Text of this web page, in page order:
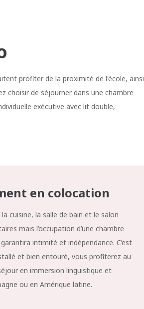
profiter de la proximité de l'école, ainsi
choisir de séjourner dans une chambre
exécutive avec lit double,
en colocation
cuisine, la salle de bain et le salon
mais l’occupation d’une chambre
intimité et indépendance. C’est
et bien entouré, vous profiterez au
en immersion linguistique et
ou en Amérique latine.